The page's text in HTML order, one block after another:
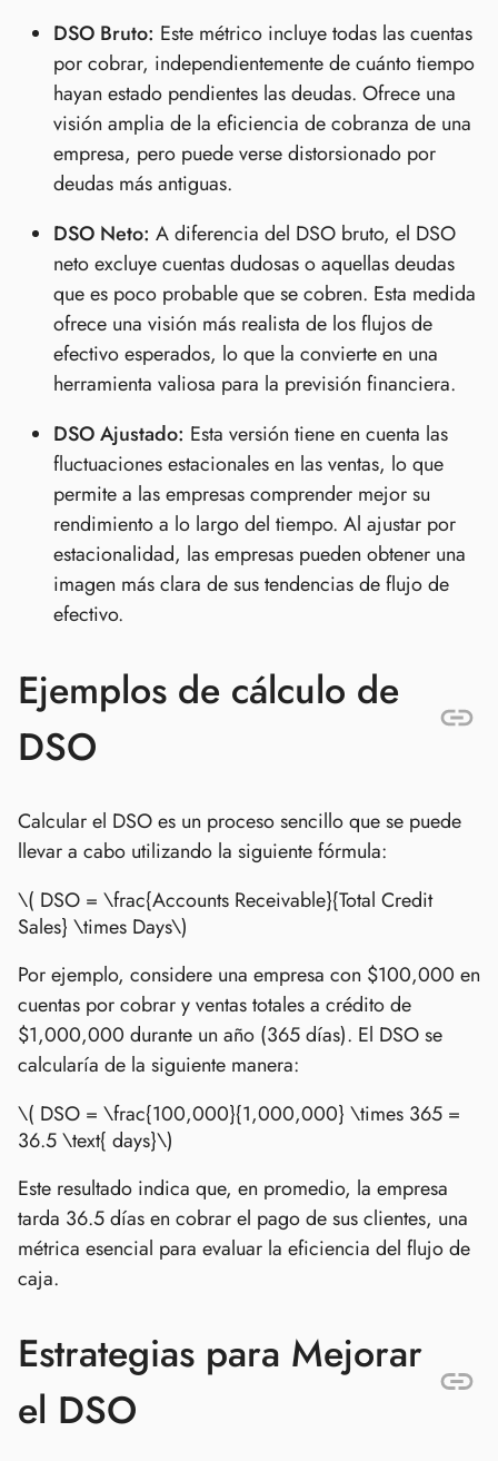
DSO Bruto: Este métrico incluye todas las cuentas
por cobrar, independientemente de cuánto tiempo
hayan estado pendientes las deudas. Ofrece una
visión amplia de la eficiencia de cobranza de una
empresa, pero puede verse distorsionado por
deudas más antiguas.
DSO Neto: A diferencia del DSO bruto, el DSO
neto excluye cuentas dudosas o aquellas deudas
que es poco probable que se cobren. Esta medida
ofrece una visión más realista de los flujos de
efectivo esperados, lo que la convierte en una
herramienta valiosa para la previsión financiera.
DSO Ajustado: Esta versión tiene en cuenta las
fluctuaciones estacionales en las ventas, lo que
permite a las empresas comprender mejor su
rendimiento a lo largo del tiempo. Al ajustar por
estacionalidad, las empresas pueden obtener una
imagen más clara de sus tendencias de flujo de
efectivo.
Ejemplos de cálculo de
DSO
Calcular el DSO es un proceso sencillo que se puede
llevar a cabo utilizando la siguiente fórmula:
\( DSO = \frac{Accounts Receivable}{Total Credit
Sales} \times Days\)
Por ejemplo, considere una empresa con $100,000 en
cuentas por cobrar y ventas totales a crédito de
$1,000,000 durante un año (365 días). El DSO se
calcularía de la siguiente manera:
\( DSO = \frac{100,000}{1,000,000} \times 365 =
36.5 \text{ days}\)
Este resultado indica que, en promedio, la empresa
tarda 36.5 días en cobrar el pago de sus clientes, una
métrica esencial para evaluar la eficiencia del flujo de
caja.
Estrategias para Mejorar
el DSO